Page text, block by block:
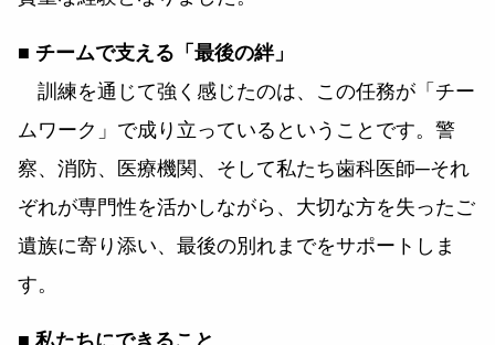
■ チームで支える「最後の絆」
訓練を通じて強く感じたのは、この任務が「チー
ムワーク」で成り立っているということです。警
察、消防、医療機関、そして私たち歯科医師─それ
ぞれが専門性を活かしながら、大切な方を失ったご
遺族に寄り添い、最後の別れまでをサポートしま
す。